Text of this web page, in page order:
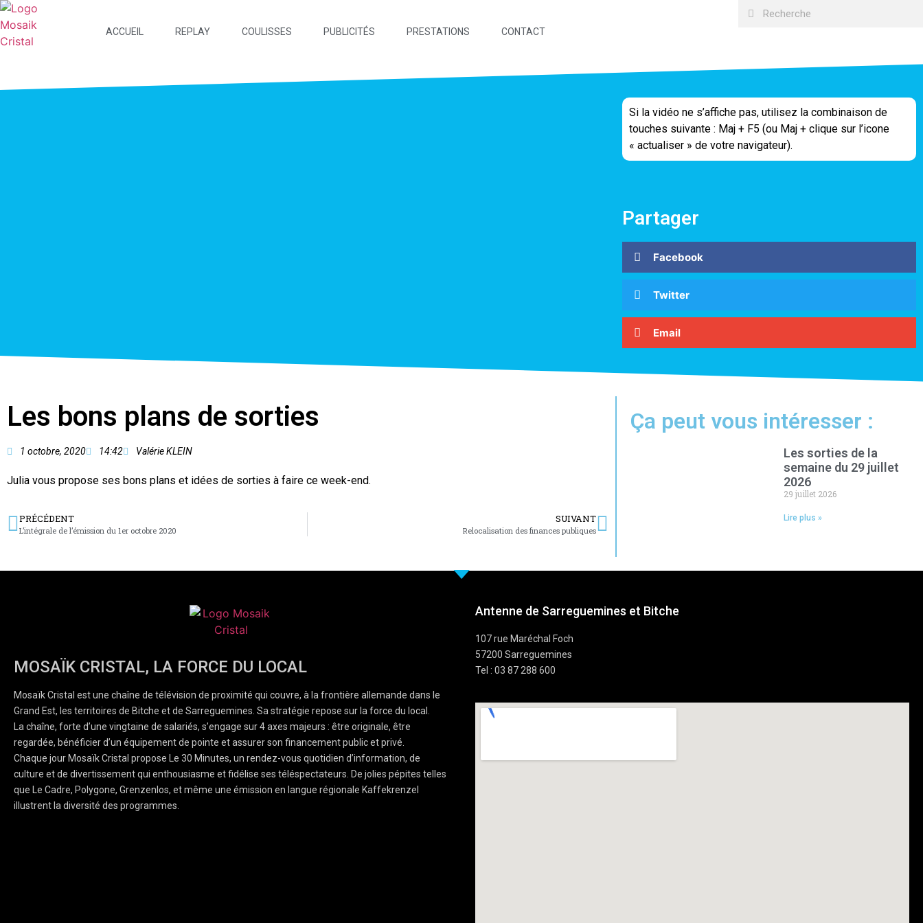
ACCUEIL REPLAY COULISSES PUBLICITÉS PRESTATIONS CONTACT
Si la vidéo ne s’affiche pas, utilisez la combinaison de
touches suivante : Maj + F5 (ou Maj + clique sur l’icone
« actualiser » de votre navigateur).
Partager
Facebook
Twitter
Email
Les bons plans de sorties
1 octobre, 2020 14:42 Valérie KLEIN
Julia vous propose ses bons plans et idées de sorties à faire ce week-end.
PRÉCÉDENT
L’intégrale de l’émission du 1er octobre 2020
SUIVANT
Relocalisation des finances publiques
Ça peut vous intéresser :
Les sorties de la
semaine du 29 juillet
2026
29 juillet 2026
Lire plus »
MOSAÏK CRISTAL, LA FORCE DU LOCAL
Mosaïk Cristal est une chaîne de télévision de proximité qui couvre, à la frontière allemande dans le
Grand Est, les territoires de Bitche et de Sarreguemines. Sa stratégie repose sur la force du local.
La chaîne, forte d’une vingtaine de salariés, s’engage sur 4 axes majeurs : être originale, être
regardée, bénéficier d’un équipement de pointe et assurer son financement public et privé.
Chaque jour Mosaïk Cristal propose Le 30 Minutes, un rendez-vous quotidien d’information, de
culture et de divertissement qui enthousiasme et fidélise ses téléspectateurs. De jolies pépites telles
que Le Cadre, Polygone, Grenzenlos, et même une émission en langue régionale Kaffekrenzel
illustrent la diversité des programmes.
Antenne de Sarreguemines et Bitche
107 rue Maréchal Foch
57200 Sarreguemines
Tel : 03 87 288 600